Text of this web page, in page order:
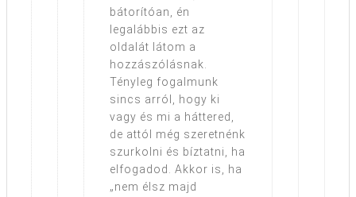
bátorítóan, én
legalábbis ezt az
oldalát látom a
hozzászólásnak.
Tényleg fogalmunk
sincs arról, hogy ki
vagy és mi a háttered,
de attól még szeretnénk
szurkolni és bíztatni, ha
elfogadod. Akkor is, ha
„nem élsz majd